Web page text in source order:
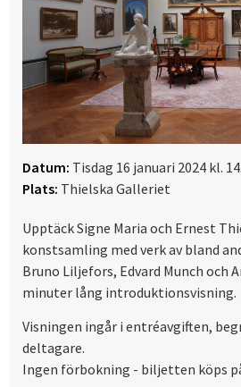
Datum: Tisdag 16 januari 2024 kl.
Plats: Thielska Galleriet
Upptäck Signe Maria och Ernest
konstsamling med verk av bland
Bruno Liljefors, Edvard Munch och
minuter lång introduktionsvisning.
Visningen ingår i entréavgiften,
deltagare.
Ingen förbokning - biljetten köps